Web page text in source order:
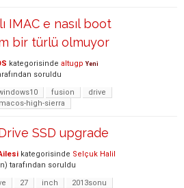
IMAC e nasıl boot
bir türlü olmuyor
kategorisinde altugp Yeni
soruldu
fusion
drive
macos-high-sierra
SSD upgrade
kategorisinde Selçuk Halil
tarafından soruldu
27 inch
2013sonu